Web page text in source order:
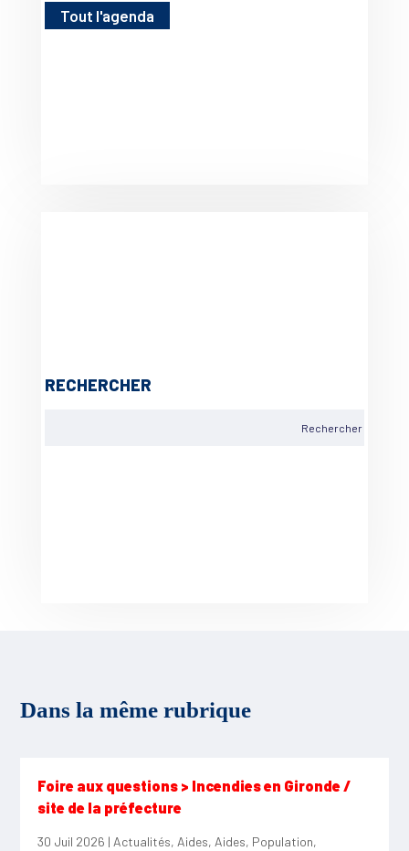
Tout l'agenda
RECHERCHER
Dans la même rubrique
Foire aux questions > Incendies en Gironde /
site de la préfecture
30 Juil 2026 | Actualités, Aides, Aides, Population,